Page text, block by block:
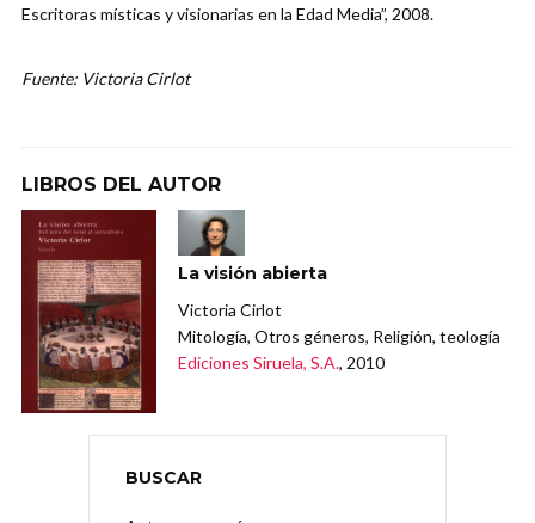
Escritoras místicas y visionarias en la Edad Media”, 2008.
Fuente: Victoria Cirlot
LIBROS DEL AUTOR
La visión abierta
Victoria Cirlot
Mitología, Otros géneros, Religión, teología
Ediciones Siruela, S.A., 2010
BUSCAR